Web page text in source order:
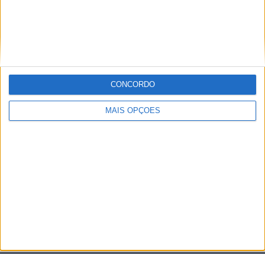
MAIS OPÇÕES
CONCORDO
À cruz